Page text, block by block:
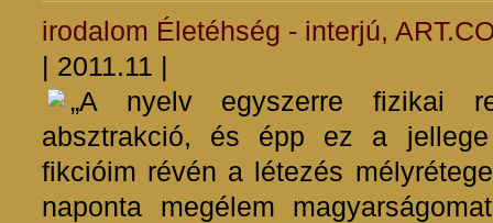
irodalom Életéhség - interjú,
| 2011.11 |
„A nyelv egyszerre fizikai
absztrakció, és épp ez a
fikcióim révén a létezés
naponta megélem